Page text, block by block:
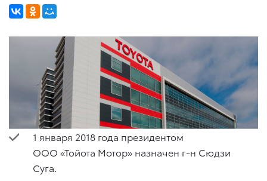
1 января 2018 года президентом
ООО «Тойота Мотор» назначен г-н Сюдзи
Суга.